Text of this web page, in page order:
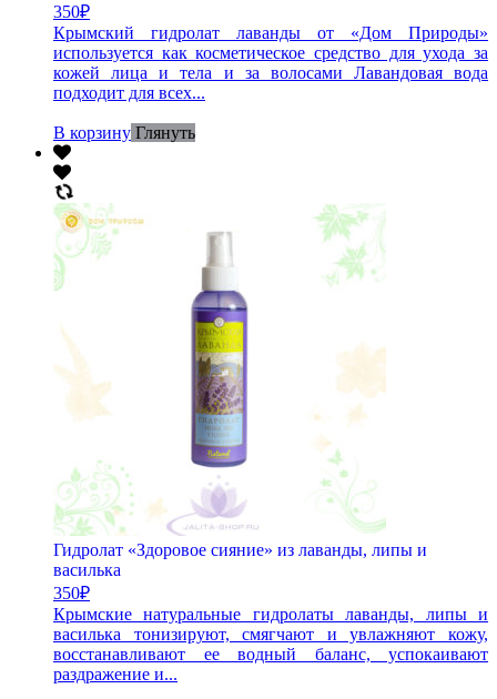
350₽
Крымский гидролат лаванды от «Дом Природы»
используется как косметическое средство для ухода за
кожей лица и тела и за волосами Лавандовая вода
подходит для всех...
В корзину Глянуть
Гидролат «Здоровое сияние» из лаванды, липы и
василька
350₽
Крымские натуральные гидролаты лаванды, липы и
василька тонизируют, смягчают и увлажняют кожу,
восстанавливают ее водный баланс, успокаивают
раздражение и...